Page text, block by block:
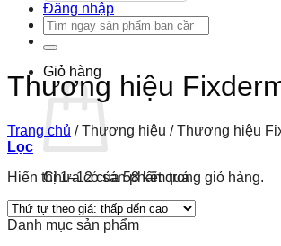
Đăng nhập
Giỏ hàng
Chưa có sản phẩm trong giỏ hàng.
Quay trở lại cửa hàng
Tìm
kiếm:
Thương hiệu
Trang chủ /Thương hiệu /Thương hiệu
Lọc
Hiển thị 1–12 của 58 kết quả
Danh mục sản phẩm